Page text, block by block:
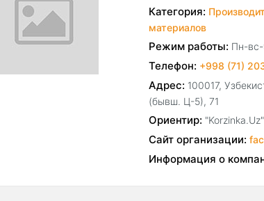
Категория:
материалов
Режим работы: Пн-
Телефон: +998 (71)
Адрес: 100017,
(бывш. Ц-5), 71
Ориентир:
Сайт организации:
Информация о